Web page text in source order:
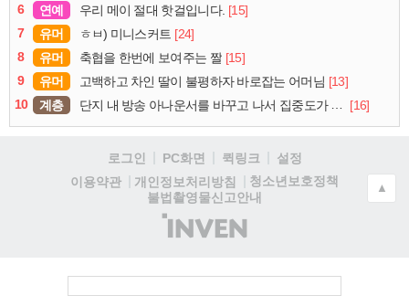
6
연예 우리 메이 절대 핫걸입니다. [15]
7
유머 ㅎㅂ) 미니스커트 [24]
8
유머 축협을 한번에 보여주는 짤 [15]
9
유머 고백하고 차인 딸이 불평하자 바로잡는 어머님 [13]
10
계층 단지 내 방송 아나운서를 바꾸고 나서 집중도가 확 올라갔다는 한 아파트의 안내방송 [16]
로그인 PC화면 퀵링크
설정
이용약관
개인정보처리방침
청소년보호정책
불법촬영물신고안내
(주)
인
▲